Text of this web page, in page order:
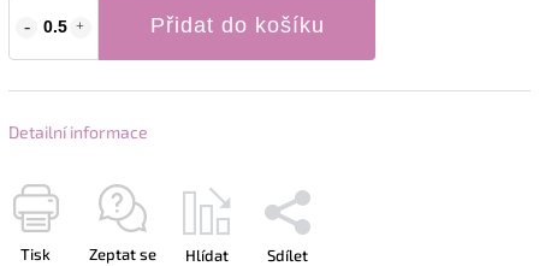
Přidat do košíku
Detailní informace
Tisk Zeptat se Hlídat Sdílet